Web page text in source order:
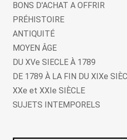
BONS D'ACHAT A OFFRIR
PRÉHISTOIRE
ANTIQUITÉ
MOYEN ÂGE
DU XVe SIECLE À 1789
DE 1789 À LA FIN DU XIXe
XXe et XXIe SIÈCLE
SUJETS INTEMPORELS